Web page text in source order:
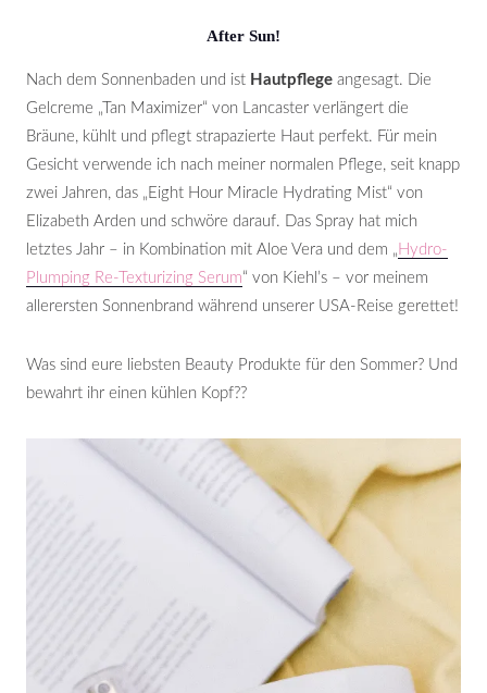
After Sun!
Nach dem Sonnenbaden und ist Hautpflege angesagt. Die
Gelcreme „Tan Maximizer“ von Lancaster verlängert die
Bräune, kühlt und pflegt strapazierte Haut perfekt. Für mein
Gesicht verwende ich nach meiner normalen Pflege, seit knapp
zwei Jahren, das „Eight Hour Miracle Hydrating Mist“ von
Elizabeth Arden und schwöre darauf. Das Spray hat mich
letztes Jahr – in Kombination mit Aloe Vera und dem „ Hydro-
Plumping Re-Texturizing Serum“ von Kiehl’s – vor meinem
allerersten Sonnenbrand während unserer USA-Reise gerettet!
Was sind eure liebsten Beauty Produkte für den Sommer? Und
bewahrt ihr einen kühlen Kopf??